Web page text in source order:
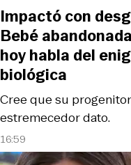
16:59
Cree que su
estremecedor dato.
Impactó con
Bebé
hoy habla del
biológica